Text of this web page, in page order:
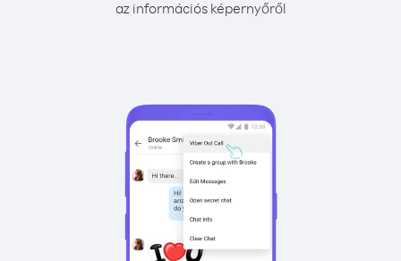
az információs képernyőről